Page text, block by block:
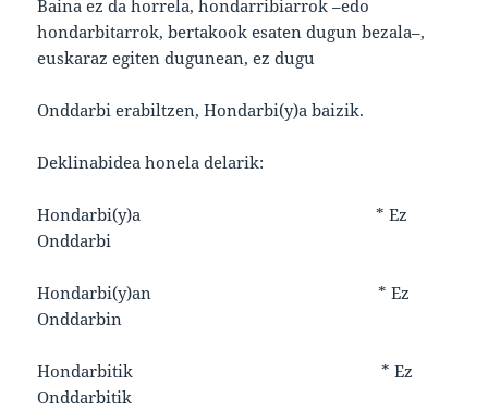
Baina ez da horrela, hondarribiarrok –edo
hondarbitarrok, bertakook esaten dugun bezala–,
euskaraz egiten dugunean, ez dugu
Onddarbi erabiltzen, Hondarbi(y)a baizik.
Deklinabidea honela delarik:
Hondarbi(y)a * Ez
Onddarbi
Hondarbi(y)an * Ez
Onddarbin
Hondarbitik * Ez
Onddarbitik